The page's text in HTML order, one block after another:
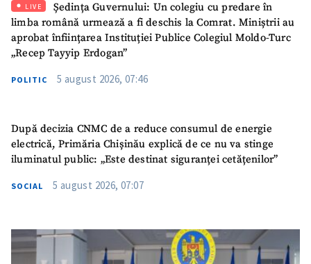
LIVE
Ședința Guvernului: Un colegiu cu predare în
limba română urmează a fi deschis la Comrat. Miniștrii au
aprobat înființarea Instituției Publice Colegiul Moldo-Turc
„Recep Tayyip Erdogan”
POLITIC 5 august 2026, 07:46
După decizia CNMC de a reduce consumul de energie
electrică, Primăria Chișinău explică de ce nu va stinge
iluminatul public: „Este destinat siguranței cetățenilor”
SOCIAL 5 august 2026, 07:07